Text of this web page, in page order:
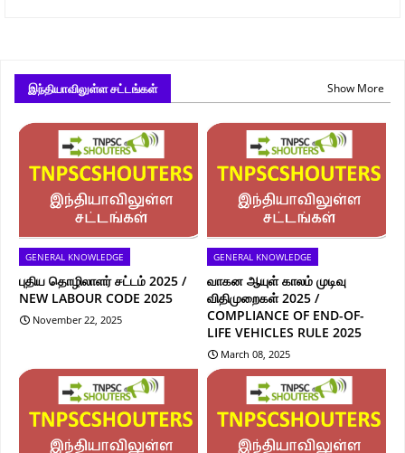
இந்தியாவிலுள்ள சட்டங்கள் Show More
GENERAL KNOWLEDGE
புதிய தொழிலாளர் சட்டம் 2025 /
NEW LABOUR CODE 2025
November 22, 2025
GENERAL KNOWLEDGE
வாகன ஆயுள் காலம் முடிவு
விதிமுறைகள் 2025 /
COMPLIANCE OF END-OF-
LIFE VEHICLES RULE 2025
March 08, 2025